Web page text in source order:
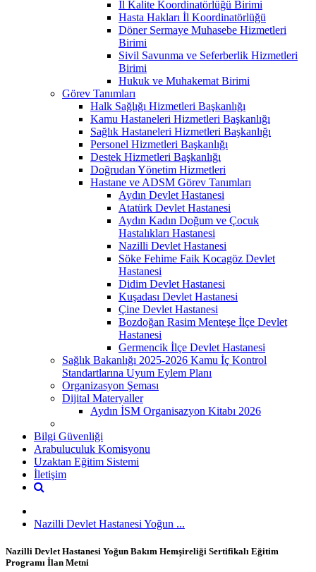
İl Kalite Koordinatörlüğü Birimi
Hasta Hakları İl Koordinatörlüğü
Döner Sermaye Muhasebe Hizmetleri
Birimi
Sivil Savunma ve Seferberlik Hizmetleri
Birimi
Hukuk ve Muhakemat Birimi
Görev Tanımları
Halk Sağlığı Hizmetleri Başkanlığı
Kamu Hastaneleri Hizmetleri Başkanlığı
Sağlık Hastaneleri Hizmetleri Başkanlığı
Personel Hizmetleri Başkanlığı
Destek Hizmetleri Başkanlığı
Doğrudan Yönetim Hizmetleri
Hastane ve ADSM Görev Tanımları
Aydın Devlet Hastanesi
Atatürk Devlet Hastanesi
Aydın Kadın Doğum ve Çocuk
Hastalıkları Hastanesi
Nazilli Devlet Hastanesi
Söke Fehime Faik Kocagöz Devlet
Hastanesi
Didim Devlet Hastanesi
Kuşadası Devlet Hastanesi
Çine Devlet Hastanesi
Bozdoğan Rasim Menteşe İlçe Devlet
Hastanesi
Germencik İlçe Devlet Hastanesi
Sağlık Bakanlığı 2025-2026 Kamu İç Kontrol
Standartlarına Uyum Eylem Planı
Organizasyon Şeması
Dijital Materyaller
Aydın İSM Organisazyon Kitabı 2026
Bilgi Güvenliği
Arabuluculuk Komisyonu
Uzaktan Eğitim Sistemi
İletişim
Nazilli Devlet Hastanesi Yoğun ...
Nazilli Devlet Hastanesi Yoğun Bakım Hemşireliği Sertifikalı Eğitim
Programı İlan Metni